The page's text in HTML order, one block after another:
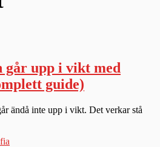
går upp i vikt med
guide)
ändå inte upp i vikt. Det verkar stå